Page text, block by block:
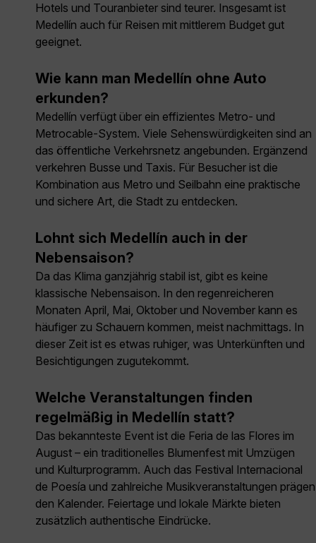
Hotels und Touranbieter sind teurer. Insgesamt ist
Medellín auch für Reisen mit mittlerem Budget gut
geeignet.
Wie kann man Medellín ohne Auto
erkunden?
Medellín verfügt über ein effizientes Metro- und
Metrocable-System. Viele Sehenswürdigkeiten sind an
das öffentliche Verkehrsnetz angebunden. Ergänzend
verkehren Busse und Taxis. Für Besucher ist die
Kombination aus Metro und Seilbahn eine praktische
und sichere Art, die Stadt zu entdecken.
Lohnt sich Medellín auch in der
Nebensaison?
Da das Klima ganzjährig stabil ist, gibt es keine
klassische Nebensaison. In den regenreicheren
Monaten April, Mai, Oktober und November kann es
häufiger zu Schauern kommen, meist nachmittags. In
dieser Zeit ist es etwas ruhiger, was Unterkünften und
Besichtigungen zugutekommt.
Welche Veranstaltungen finden
regelmäßig in Medellín statt?
Das bekannteste Event ist die Feria de las Flores im
August – ein traditionelles Blumenfest mit Umzügen
und Kulturprogramm. Auch das Festival Internacional
de Poesía und zahlreiche Musikveranstaltungen prägen
den Kalender. Feiertage und lokale Märkte bieten
zusätzlich authentische Eindrücke.